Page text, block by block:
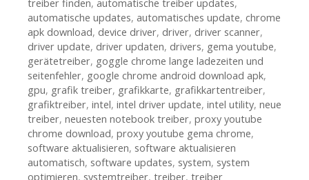
treiber finden, automatische treiber updates,
automatische updates, automatisches update, chrome
apk download, device driver, driver, driver scanner,
driver update, driver updaten, drivers, gema youtube,
gerätetreiber, goggle chrome lange ladezeiten und
seitenfehler, google chrome android download apk,
gpu, grafik treiber, grafikkarte, grafikkartentreiber,
grafiktreiber, intel, intel driver update, intel utility, neue
treiber, neuesten notebook treiber, proxy youtube
chrome download, proxy youtube gema chrome,
software aktualisieren, software aktualisieren
automatisch, software updates, system, system
optimieren, systemtreiber, treiber, treiber